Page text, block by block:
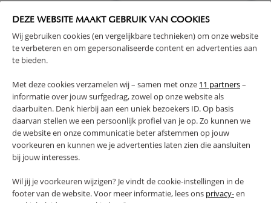
DEZE WEBSITE MAAKT GEBRUIK VAN COOKIES
Wij gebruiken cookies (en vergelijkbare technieken) om onze website
te verbeteren en om gepersonaliseerde content en advertenties aan
te bieden.
Met deze cookies verzamelen wij – samen met onze 11 partners–
informatie over jouw surfgedrag, zowel op onze website als
daarbuiten. Denk hierbij aan een uniek bezoekers ID. Op basis
daarvan stellen we een persoonlijk profiel van je op. Zo kunnen we
de website en onze communicatie beter afstemmen op jouw
voorkeuren en kunnen we je advertenties laten zien die aansluiten
bij jouw interesses.
Wil jij je voorkeuren wijzigen? Je vindt de cookie-instellingen in de
footer van de website. Voor meer informatie, lees ons privacy-en
49,95 119, 95
ET BOIS
RANGEMENT EN BOIS «ARC-EN-
CIEL» | VERT ET BEIGE